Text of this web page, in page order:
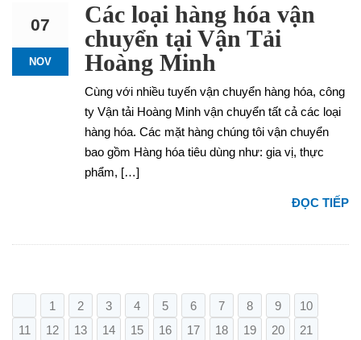
07
NOV
Các loại hàng hóa vận
chuyển tại Vận Tải
Hoàng Minh
Cùng với nhiều tuyến vận chuyển hàng hóa, công
ty Vận tải Hoàng Minh vận chuyển tất cả các loại
hàng hóa. Các mặt hàng chúng tôi vận chuyển
bao gồm Hàng hóa tiêu dùng như: gia vị, thực
phẩm, […]
ĐỌC TIẾP
1 2 3 4 5 6 7 8 9
10
11
12 13 14 15 16 17 18 19 20 21